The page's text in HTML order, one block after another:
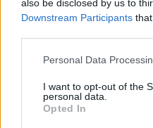
also be disclosed by us to
Downstream Participants
Personal Data
I want to opt-out of the
personal data.
Opted In